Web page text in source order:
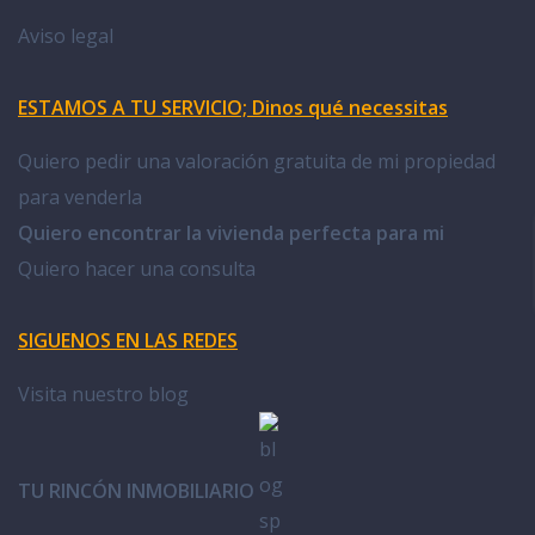
Aviso legal
ESTAMOS A TU SERVICIO; Dinos qué necessitas
Quiero pedir una valoración gratuita de mi propiedad
para venderla
Quiero encontrar la vivienda perfecta para mi
Quiero hacer una consulta
SIGUENOS EN LAS REDES
Visita nuestro blog
TU RINCÓN INMOBILIARIO